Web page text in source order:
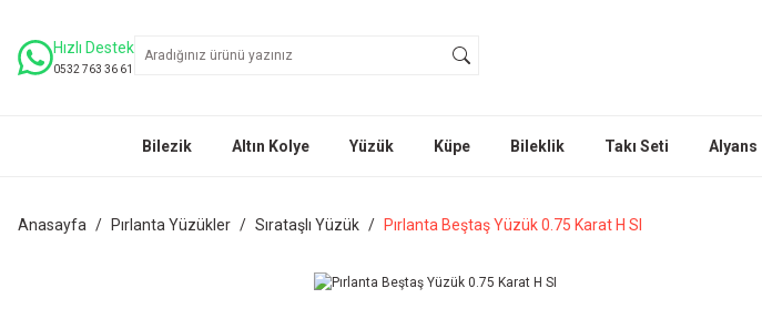
Hızlı Destek
0532 763 36 61
Bilezik Altın Kolye Yüzük Küpe Bileklik Takı Seti Alyans
Anasayfa Pırlanta Yüzükler Sırataşlı Yüzük Pırlanta Beştaş Yüzük 0.75 Karat H SI